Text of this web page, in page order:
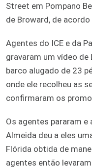
Street em Pompano
de Broward, de
Agentes do ICE e da
gravaram um vídeo
barco alugado de 23
onde ele recolheu as
confirmaram os
Os agentes pararam
Almeida deu a eles
Flórida obtida de
agentes então